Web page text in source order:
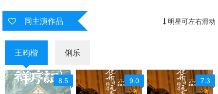
同主演作品 明星可左右滑动
王昀楷 俐乐
8.5 9.0 7.3